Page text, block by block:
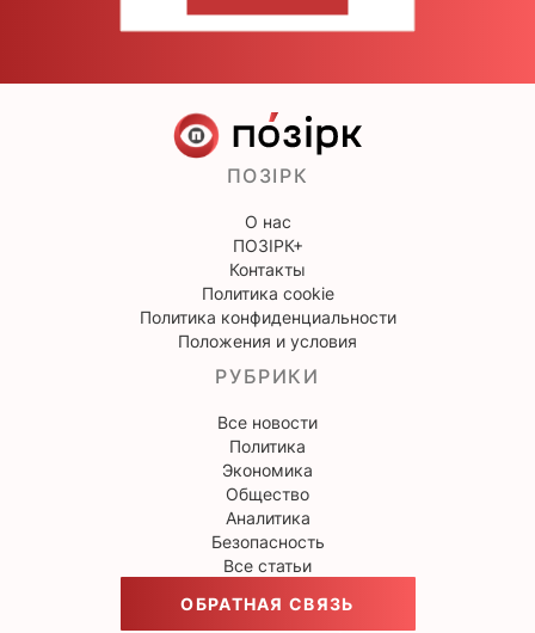
ПОЗІРК
О нас
ПОЗІРК+
Контакты
Политика cookie
Политика конфиденциальности
Положения и условия
РУБРИКИ
Все новости
Политика
Экономика
Общество
Аналитика
Безопасность
Все статьи
ОБРАТНАЯ СВЯЗЬ